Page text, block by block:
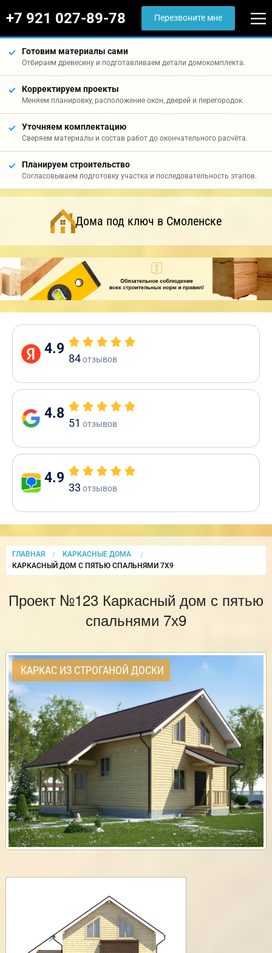
+7 921 027-89-78 Перезвоните мне
Готовим материалы сами
Отбираем древесину и подготавливаем детали домокомплекта.
Корректируем проекты
Меняем планировку, расположение окон, дверей и перегородок.
Уточняем комплектацию
Сверяем материалы и состав работ до окончательного расчёта.
Планируем строительство
Согласовываем подготовку участка и последовательность этапов.
Дома под ключ в Смоленске
4.9
84отзывов
4.8
51 отзывов
4.9
33 отзывов
ГЛАВНАЯ
КАРКАСНЫЕ ДОМА
CURRENT:
КАРКАСНЫЙ ДОМ С ПЯТЬЮ СПАЛЬНЯМИ 7Х9
Проект №123 Каркасный дом с пятью
спальнями 7х9
КАРКАС ИЗ СТРОГАНОЙ ДОСКИ